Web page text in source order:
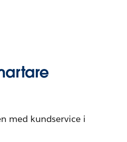
med kundservice i